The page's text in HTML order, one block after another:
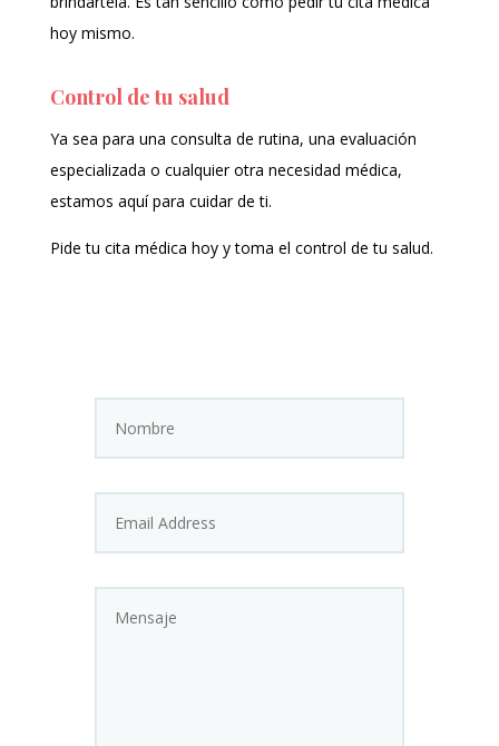
hoy mismo.
Control de tu salud
Ya sea para una consulta de rutina, una evaluación
especializada o cualquier otra necesidad médica,
estamos aquí para cuidar de ti.
Pide tu cita médica hoy y toma el control de tu salud.